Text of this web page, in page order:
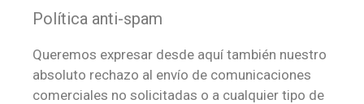
Política anti-spam
Queremos expresar desde aquí también nuestro
absoluto rechazo al envío de comunicaciones
comerciales no solicitadas o a cualquier tipo de